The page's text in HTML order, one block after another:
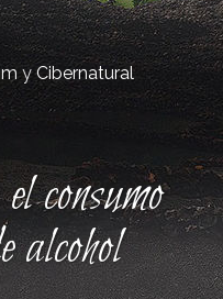
yCibernatural
consumo
alcohol